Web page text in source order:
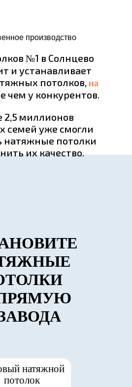
№1 в Солнцево
и устанавливает
потолков,на
чем у конкурентов.
миллионов
семей уже смогли
натяжные потолки
их качество.
натяжной
потолок